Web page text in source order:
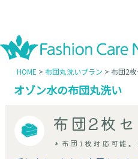
HOME 布団丸洗いプラン 布団2
オゾン水の布団丸洗い
布団2枚セ
＊布団1枚対応可能